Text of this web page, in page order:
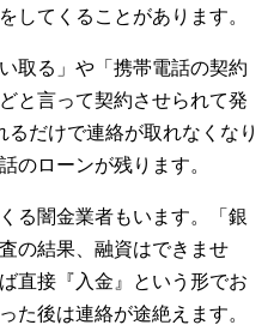
してくることがあります。
取る」や「携帯電話の契約
と言って契約させられて発
だけで連絡が取れなくなり
のローンが残ります。
る闇金業者もいます。「銀
の結果、融資はできませ
直接『入金』という形でお
た後は連絡が途絶えます。